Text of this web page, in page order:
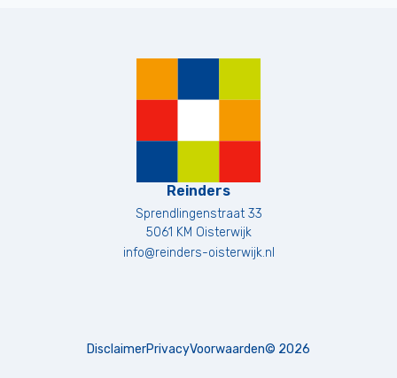
Reinders
Sprendlingenstraat 33
5061 KM Oisterwijk
info@reinders-oisterwijk.nl
DisclaimerPrivacyVoorwaarden© 2026